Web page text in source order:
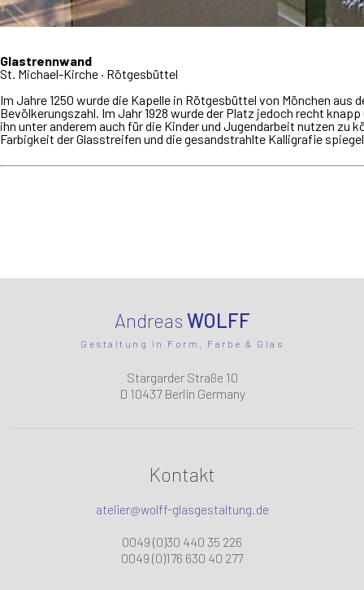
Glastrennwand
St. Michael-Kirche · Rötgesbüttel
Im Jahre 1250 wurde die Kapelle in Rötgesbüttel von Mönchen aus
Bevölkerungszahl. Im Jahr 1928 wurde der Platz jedoch recht
ihn unter anderem auch für die Kinder und Jugendarbeit nutzen zu
Farbigkeit der Glasstreifen und die gesandstrahlte Kalligrafie
Andreas WOLFF
Gestaltung in Form, Farbe & Glas
Stargarder Straße 10
D 10437 Berlin Germany
Kontakt
atelier@wolff-glasgestaltung.de
0049 (0)30 440 35 226
0049 (0)176 630 40 277